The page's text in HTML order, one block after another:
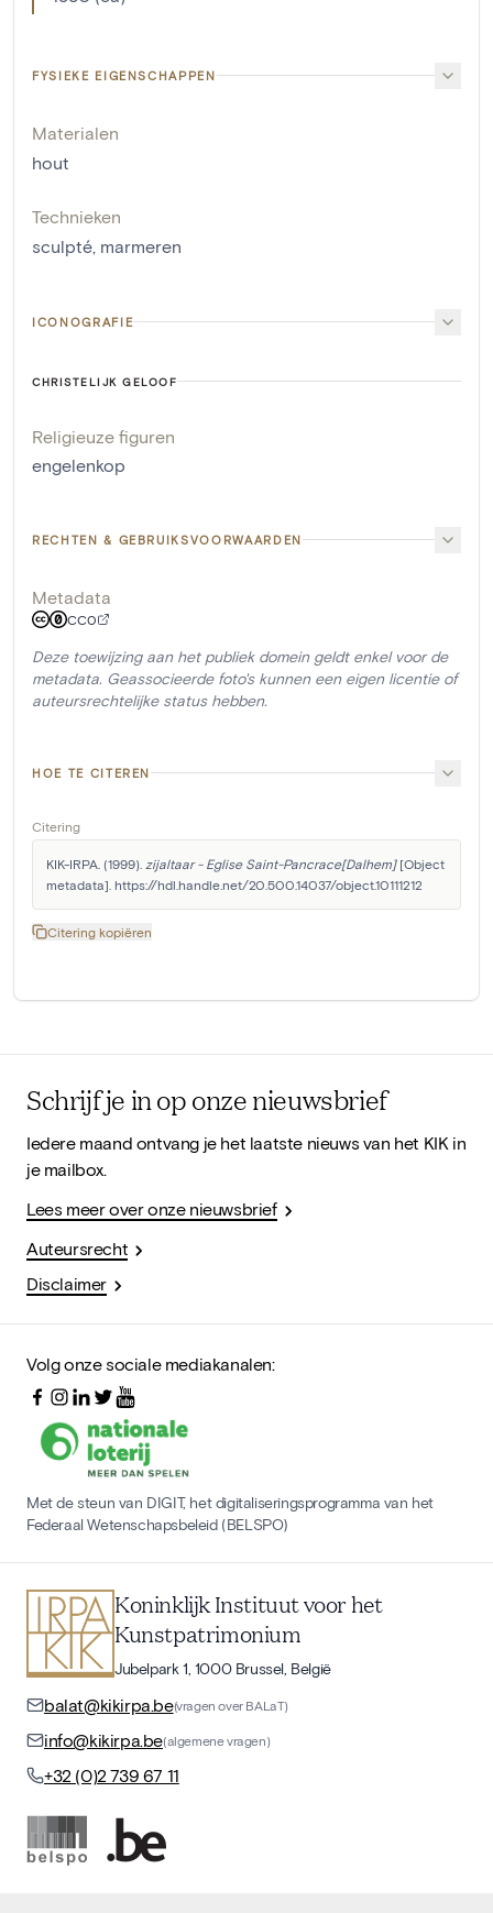
FYSIEKE EIGENSCHAPPEN
Materialen
hout
Technieken
sculpté, marmeren
ICONOGRAFIE
CHRISTELIJK GELOOF
Religieuze figuren
engelenkop
RECHTEN & GEBRUIKSVOORWAARDEN
Metadata
CC0
Deze toewijzing aan het publiek domein geldt enkel voor de
metadata. Geassocieerde foto's kunnen een eigen licentie of
auteursrechtelijke status hebben.
HOE TE CITEREN
Citering
KIK-IRPA. (1999). zijaltaar - Eglise Saint-Pancrace[Dalhem] [Object
metadata]. https://hdl.handle.net/20.500.14037/object.10111212
Citering kopiëren
Schrijf je in op onze nieuwsbrief
Iedere maand ontvang je het laatste nieuws van het KIK in
je mailbox.
Lees meer over onze nieuwsbrief
Auteursrecht
Disclaimer
Volg onze sociale mediakanalen:
Met de steun van DIGIT, het digitaliseringsprogramma van het
Federaal Wetenschapsbeleid (BELSPO)
Koninklijk Instituut voor het
Kunstpatrimonium
Jubelpark 1, 1000 Brussel, België
balat@kikirpa.be(vragen over BALaT)
info@kikirpa.be(algemene vragen)
+32 (0)2 739 67 11